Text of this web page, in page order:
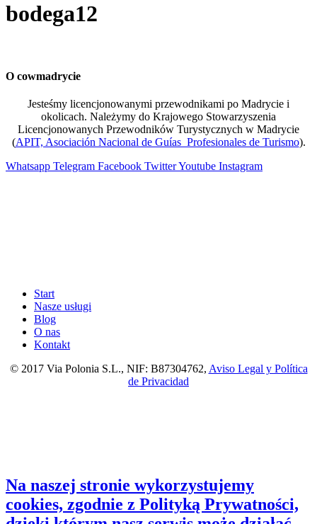
bodega12
O cowmadrycie
Jesteśmy licencjonowanymi przewodnikami po Madrycie i
okolicach. Należymy do Krajowego Stowarzyszenia
Licencjonowanych Przewodników Turystycznych w Madrycie
(APIT, Asociación Nacional de Guías Profesionales de Turismo).
Whatsapp Telegram Facebook TwitterYoutube Instagram
Start
Nasze usługi
Blog
O nas
Kontakt
© 2017 Via Polonia S.L., NIF: B87304762, Aviso Legal y Política
de Privacidad
Na naszej stronie wykorzystujemy
cookies, zgodnie z Polityką Prywatności,